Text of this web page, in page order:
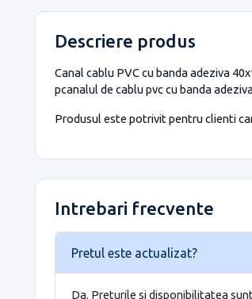
Descriere produs
Canal cablu PVC cu banda adeziva
pcanalul de cablu pvc cu banda
Produsul este potrivit pentru clienti
Intrebari frecvente
Pretul este actualizat?
Da. Preturile si disponibilitatea